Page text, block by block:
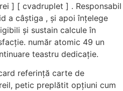
] [ cvadruplet ] . Responsabil
a câștiga , și apoi înțelege
și sustain calcule în
număr atomic 49 un
teastru dedicație.
referință carte de
petic preplătit opțiuni cum